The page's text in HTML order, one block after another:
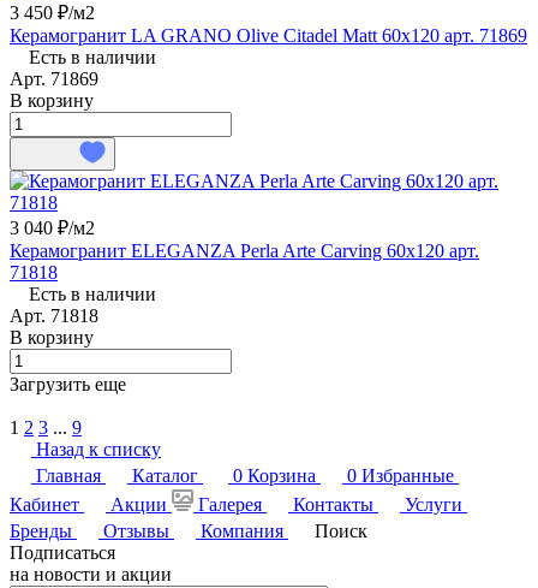
3 450 ₽/м2
Керамогранит LA GRANO Olive Citadel Matt 60x120 арт. 71869
Есть в наличии
Арт. 71869
В корзину
3 040 ₽/м2
Керамогранит ELEGANZA Perla Arte Carving 60x120 арт.
71818
Есть в наличии
Арт. 71818
В корзину
Загрузить еще
1 2 3 ... 9
Назад к списку
Главная
Каталог 0 Корзина 0 Избранные
Кабинет
Акции Галерея Контакты
Услуги
Бренды
Отзывы Компания
Поиск
Подписаться
на новости и акции